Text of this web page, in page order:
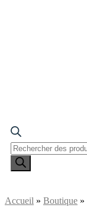
Recherche
de
Accueil » Boutique »